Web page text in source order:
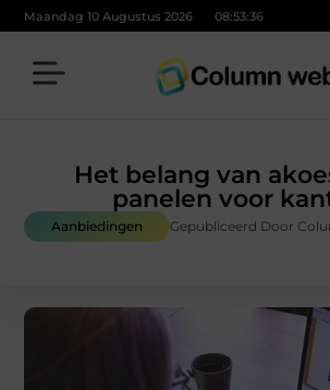
Maandag 10 Augustus 2026 08:53:37
Het belang van
panelen voor
Aanbiedingen Gepubliceerd Door